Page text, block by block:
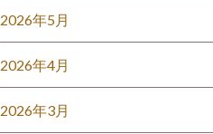
2026年5月
2026年4月
2026年3月